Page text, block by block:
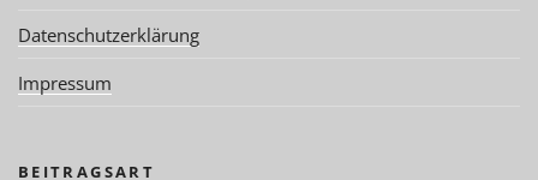
Datenschutzerklärung
Impressum
BEITRAGSART